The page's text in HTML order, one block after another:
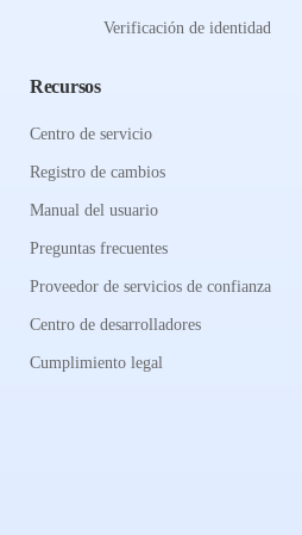
Verificación de identidad
Recursos
Centro de servicio
Registro de cambios
Manual del usuario
Preguntas frecuentes
Proveedor de servicios de confianza
Centro de desarrolladores
Cumplimiento legal